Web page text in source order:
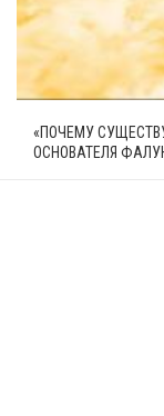
«ПОЧЕМУ
ОСНОВАТЕЛЯ